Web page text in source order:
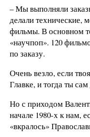
– Мы выполняли
делали технические,
фильмы. В основном
«научпоп». 120
по заказу.
Очень везло, если
Главке, и тогда ты
Но с приходом
начале 1980-х к нам,
«вкралось»